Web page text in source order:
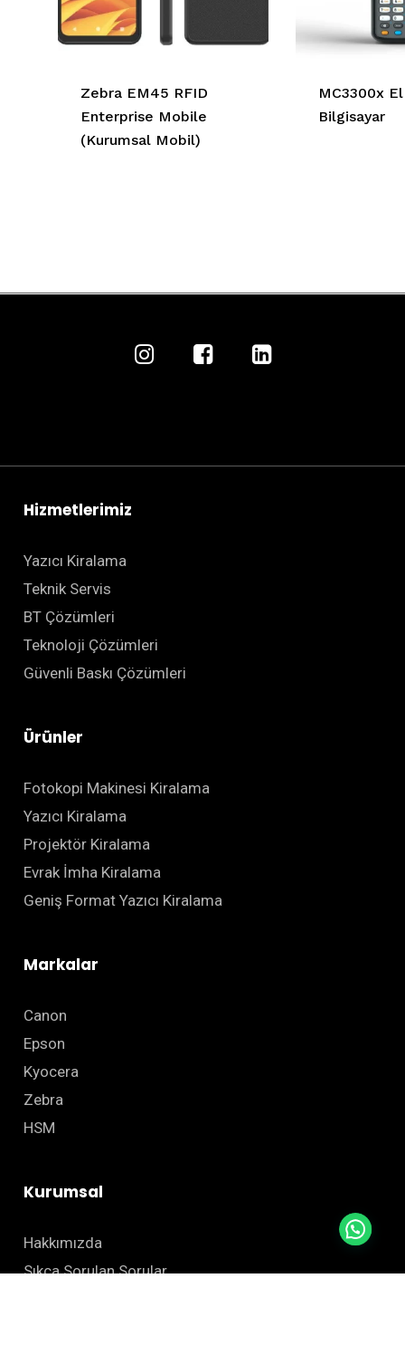
Zebra EM45 RFID
Enterprise Mobile
(Kurumsal Mobil)
MC3300x
Bilgisayar
Hizmetlerimiz
Yazıcı Kiralama
Teknik Servis
BT Çözümleri
Teknoloji Çözümleri
Güvenli Baskı Çözümleri
Ürünler
Fotokopi Makinesi Kiralama
Yazıcı Kiralama
Projektör Kiralama
Evrak İmha Kiralama
Geniş Format Yazıcı Kiralama
Markalar
Canon
Epson
Kyocera
Zebra
HSM
Kurumsal
Hakkımızda
Sıkça Sorulan Sorular